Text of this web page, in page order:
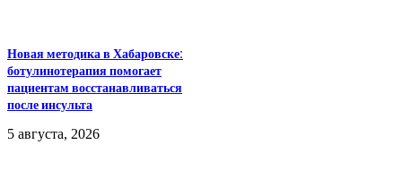
Новая методика в Хабаровске:
ботулинотерапия помогает
пациентам восстанавливаться
после инсульта
5 августа, 2026